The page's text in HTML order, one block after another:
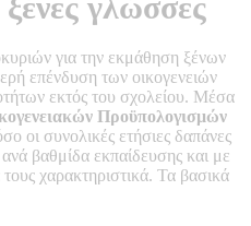
γλώσσες
για την εκμάθηση ξένων
επένδυση των οικογενειών
εκτός του σχολείου. Μέσα
Προϋπολογισμών
οι συνολικές ετήσιες δαπάνες
βαθμίδα εκπαίδευσης και με
χαρακτηριστικά. Τα βασικά